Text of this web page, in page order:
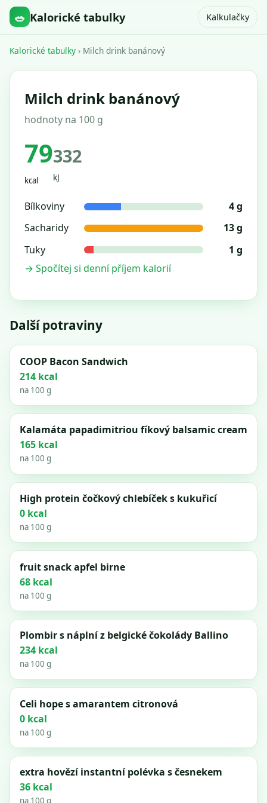
🥗 Kalorické tabulky Kalkulačky
Kalorické tabulky › Milch drink banánový
Milch drink banánový
hodnoty na 100 g
79
kcal
332
kJ
Bílkoviny
4 g
Sacharidy
13 g
Tuky
1 g
→ Spočítej si denní příjem kalorií
Další potraviny
COOP Bacon Sandwich
214 kcal
na 100 g
Kalamáta papadimitriou fíkový balsamic cream
165 kcal
na 100 g
High protein čočkový chlebíček s kukuřicí
0 kcal
na 100 g
fruit snack apfel birne
68 kcal
na 100 g
Plombir s náplní z belgické čokolády Ballino
234 kcal
na 100 g
Celi hope s amarantem citronová
0 kcal
na 100 g
extra hovězí instantní polévka s česnekem
36 kcal
na 100 g